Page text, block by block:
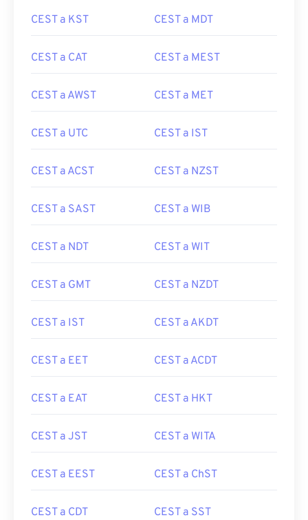
CEST a KST CEST a MDT
CEST a CAT CEST a MEST
CEST a AWST CEST a MET
CEST a UTC CEST a IST
CEST a ACST CEST a NZST
CEST a SAST CEST a WIB
CEST a NDT CEST a WIT
CEST a GMT CEST a NZDT
CEST a IST CEST a AKDT
CEST a EET CEST a ACDT
CEST a EAT CEST a HKT
CEST a JST CEST a WITA
CEST a EEST CEST a ChST
CEST a CDT CEST a SST